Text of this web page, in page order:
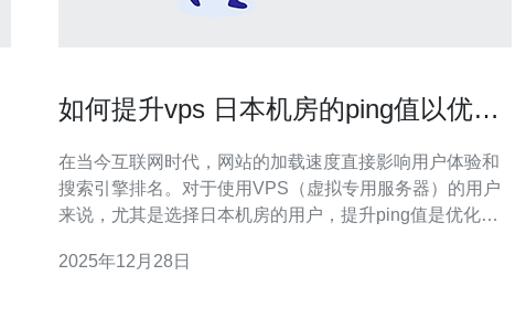
如何提升vps 日本机房的ping值以优化
在当今互联网时代，网站的加载速度直接影响用户体验和
搜索引擎排名。对于使用VPS（虚拟专用服务器）的用户
来说，尤其是选择日本机房的用户，提升ping值是优化速
房ping值的方法。 首先，我们需要了解什么是ping值。
2025年12月28日